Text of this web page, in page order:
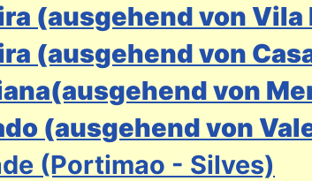
(ausgehend von
(ausgehend von
von
(ausgehend von
(Portimao - Silves)